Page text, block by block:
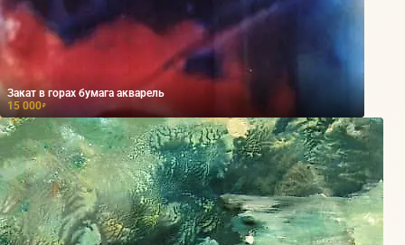
Закат в горах бумага акварель
15 000₽